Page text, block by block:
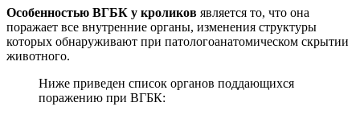
Особенностью ВГБК у кроликов является то, что она
поражает все внутренние органы, изменения структуры
которых обнаруживают при патологоанатомическом скрытии
животного.
Ниже приведен список органов поддающихся
поражению при ВГБК: